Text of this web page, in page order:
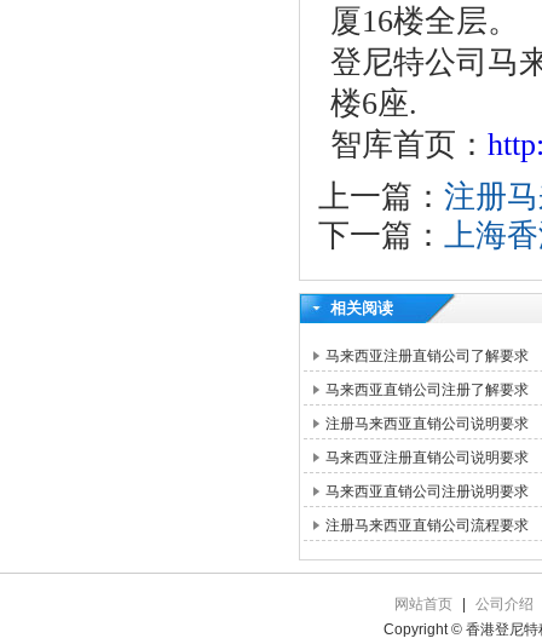
厦16楼全层。
登尼特公司马
楼6座.
智库首页：
上一篇： 注册
下一篇： 上海
相关阅读
马来西亚注册直销公司了解要求
马来西亚直销公司注册了解要求
注册马来西亚直销公司说明要求
马来西亚注册直销公司说明要求
马来西亚直销公司注册说明要求
注册马来西亚直销公司流程要求
网站首页
公司介绍
Copyright © 香港登尼特